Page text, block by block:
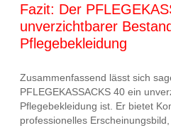
Fazit: Der
unverzichtbarer
Pflegebekleidung
Zusammenfassend lässt sich
PFLEGEKASSACKS 40 ein
Pflegebekleidung ist. Er bietet
professionelles